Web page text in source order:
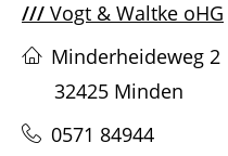
/// Vogt & Waltke oHG
Minderheideweg 2
32425 Minden
0571 84944